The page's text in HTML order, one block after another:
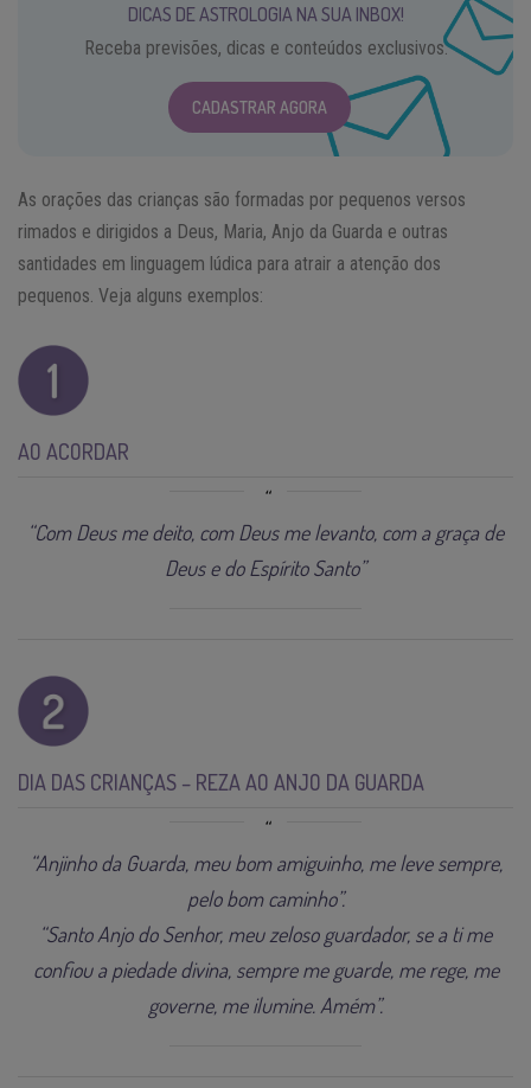
DICAS DE ASTROLOGIA NA SUA INBOX!
Receba previsões, dicas e conteúdos exclusivos.
CADASTRAR AGORA
As orações das crianças são formadas por pequenos versos
rimados e dirigidos a Deus, Maria, Anjo da Guarda e outras
santidades em linguagem lúdica para atrair a atenção dos
pequenos. Veja alguns exemplos:
AO ACORDAR
“Com Deus me deito, com Deus me levanto, com a graça de
Deus e do Espírito Santo”
DIA DAS CRIANÇAS – REZA AO ANJO DA GUARDA
“Anjinho da Guarda, meu bom amiguinho, me leve sempre,
pelo bom caminho”.
“Santo Anjo do Senhor, meu zeloso guardador, se a ti me
confiou a piedade divina, sempre me guarde, me rege, me
governe, me ilumine. Amém”.